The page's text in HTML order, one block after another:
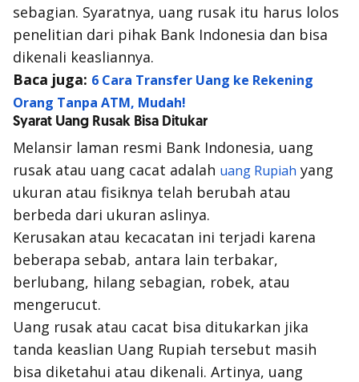
sebagian. Syaratnya, uang rusak itu harus lolos
penelitian dari pihak Bank Indonesia dan bisa
dikenali keasliannya.
Baca juga: 6 Cara Transfer Uang ke Rekening
Orang Tanpa ATM, Mudah!
Syarat Uang Rusak Bisa Ditukar
Melansir laman resmi Bank Indonesia, uang
rusak atau uang cacat adalah uang Rupiah yang
ukuran atau fisiknya telah berubah atau
berbeda dari ukuran aslinya.
Kerusakan atau kecacatan ini terjadi karena
beberapa sebab, antara lain terbakar,
berlubang, hilang sebagian, robek, atau
mengerucut.
Uang rusak atau cacat bisa ditukarkan jika
tanda keaslian Uang Rupiah tersebut masih
bisa diketahui atau dikenali. Artinya, uang